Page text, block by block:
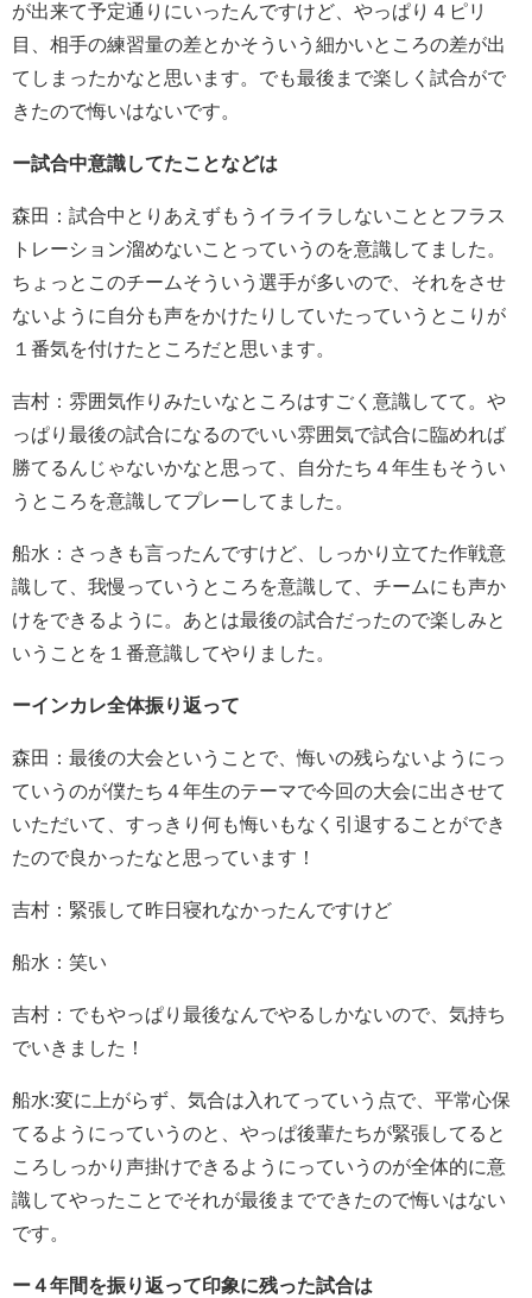
が出来て予定通りにいったんですけど、やっぱり４ピリ
目、相手の練習量の差とかそういう細かいところの差が出
てしまったかなと思います。でも最後まで楽しく試合がで
きたので悔いはないです。
ー試合中意識してたことなどは
森田：試合中とりあえずもうイライラしないこととフラス
トレーション溜めないことっていうのを意識してました。
ちょっとこのチームそういう選手が多いので、それをさせ
ないように自分も声をかけたりしていたっていうとこりが
１番気を付けたところだと思います。
吉村：雰囲気作りみたいなところはすごく意識してて。や
っぱり最後の試合になるのでいい雰囲気で試合に臨めれば
勝てるんじゃないかなと思って、自分たち４年生もそうい
うところを意識してプレーしてました。
船水：さっきも言ったんですけど、しっかり立てた作戦意
識して、我慢っていうところを意識して、チームにも声か
けをできるように。あとは最後の試合だったので楽しみと
いうことを１番意識してやりました。
ーインカレ全体振り返って
森田：最後の大会ということで、悔いの残らないようにっ
ていうのが僕たち４年生のテーマで今回の大会に出させて
いただいて、すっきり何も悔いもなく引退することができ
たので良かったなと思っています！
吉村：緊張して昨日寝れなかったんですけど
船水：笑い
吉村：でもやっぱり最後なんでやるしかないので、気持ち
でいきました！
船水:変に上がらず、気合は入れてっていう点で、平常心保
てるようにっていうのと、やっぱ後輩たちが緊張してると
ころしっかり声掛けできるようにっていうのが全体的に意
識してやったことでそれが最後までできたので悔いはない
です。
ー４年間を振り返って印象に残った試合は